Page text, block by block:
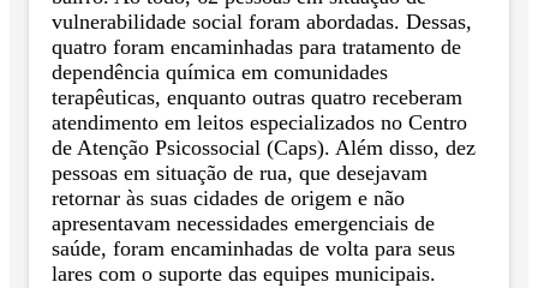
vulnerabilidade social foram abordadas. Dessas,
quatro foram encaminhadas para tratamento de
dependência química em comunidades
terapêuticas, enquanto outras quatro receberam
atendimento em leitos especializados no Centro
de Atenção Psicossocial (Caps). Além disso, dez
pessoas em situação de rua, que desejavam
retornar às suas cidades de origem e não
apresentavam necessidades emergenciais de
saúde, foram encaminhadas de volta para seus
lares com o suporte das equipes municipais.